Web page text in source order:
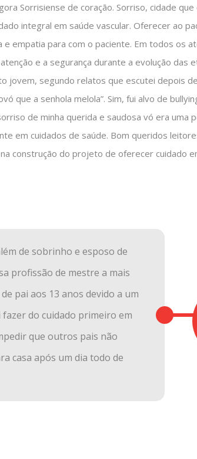
Sorrisiense de coração. Sorriso, cidade
integral em saúde vascular. Oferecer ao
e empatia para com o paciente. Em todos os
e a segurança durante a evolução
jovem, segundo relatos que escutei depois
que a senhola melola”. Sim, fui alvo de
de minha querida e saudosa vó era
em cuidados de saúde. Bom queridos
construção do projeto de oferecer cuidado
de sobrinho e esposo de
profissão de mestre a mais
pai aos 13 anos devido a um
do cuidado primeiro em
que outros pais não
casa após um dia todo de